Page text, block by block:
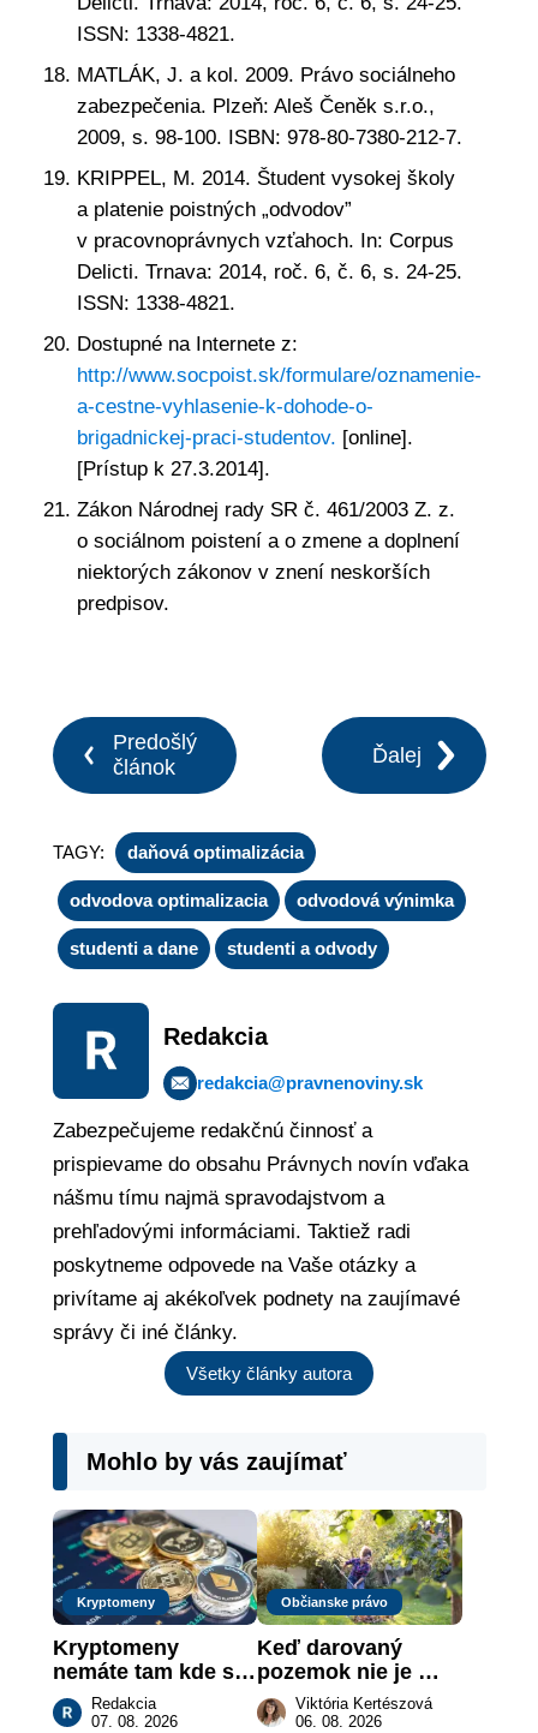
ISSN: 1338-4821.
MATLÁK, J. a kol. 2009. Právo sociálneho
zabezpečenia. Plzeň: Aleš Čeněk s.r.o.,
2009, s. 98-100. ISBN: 978-80-7380-212-7.
KRIPPEL, M. 2014. Študent vysokej školy
a platenie poistných „odvodov”
v pracovnoprávnych vzťahoch. In: Corpus
Delicti. Trnava: 2014, roč. 6, č. 6, s. 24-25.
ISSN: 1338-4821.
Dostupné na Internete z:
http://www.socpoist.sk/formulare/oznamenie-
a-cestne-vyhlasenie-k-dohode-o-
brigadnickej-praci-studentov. [online].
[Prístup k 27.3.2014].
Zákon Národnej rady SR č. 461/2003 Z. z.
o sociálnom poistení a o zmene a doplnení
niektorých zákonov v znení neskorších
predpisov.
Predošlý
článok
Ďalej
TAGY: daňová optimalizácia
odvodova optimalizacia odvodová výnimka
studenti a dane studenti a odvody
Redakcia
redakcia@pravnenoviny.sk
Zabezpečujeme redakčnú činnosť a
prispievame do obsahu Právnych novín vďaka
nášmu tímu najmä spravodajstvom a
prehľadovými informáciami. Taktiež radi
poskytneme odpovede na Vaše otázky a
privítame aj akékoľvek podnety na zaujímavé
správy či iné články.
Všetky články autora
Mohlo by vás zaujímať
Kryptomeny
Kryptomeny
nemáte tam kde si
myslíte: Viete, kde
sa naozaj
Redakcia
07. 08. 2026
Občianske právo
Keď darovaný
pozemok nie je
„hotová vec“: kedy
môže darca žiadať
Viktória Kertészová
06. 08. 2026